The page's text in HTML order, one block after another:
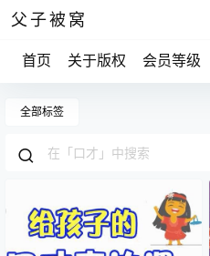
父子被窝
首页 关于版权 会员等级
全部标签